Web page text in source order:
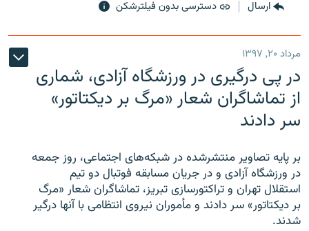
ارسال دسترسی بدون فیلترشکن
مرداد ۲۰, ۱۳۹۷
در پی درگیری در ورزشگاه آزادی، شماری
از تماشاگران شعار «مرگ بر دیکتاتور»
سر دادند
بر پایه تصاویر منتشرشده در شبکه‌های اجتماعی، روز جمعه
در ورزشگاه آزادی و در جریان مسابقه فوتبال دو تیم
استقلال تهران و تراکتورسازی تبریز، تماشاگران شعار «مرگ
بر دیکتاتور» سر دادند و مأموران نیروی انتظامی با آنها درگیر
شدند.